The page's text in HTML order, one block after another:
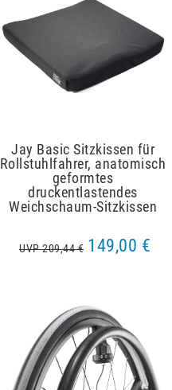
Jay Basic Sitzkissen für
Rollstuhlfahrer, anatomisch
geformtes
druckentlastendes
Weichschaum-Sitzkissen
UVP 209,44 € 149,00 €